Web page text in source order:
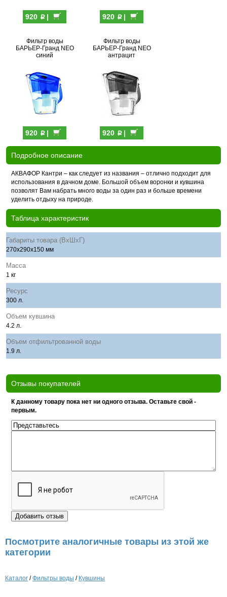
920 p| 920 p|
Фильтр воды
БАРЬЕР-Гранд NEO
синий
920 p|
Фильтр воды
БАРЬЕР-Гранд NEO
антрацит
920 p|
Подробное описание
АКВАФОР Кантри – как следует из названия – отлично подходит для
использования в дачном доме. Большой объем воронки и кувшина
позволят Вам набрать много воды за один раз и больше времени
уделить отдыху на природе.
Таблица характеристик
Габариты товара (ВхШхГ)
270х290х150 мм
Масса
1 кг
Ресурс
300 л.
Объем кувшина
4.2 л.
Объем отфильтрованной воды
1.9 л.
Отзывы покупателей
К данному товару пока нет ни одного отзыва. Оставьте свой -
первым.
Посмотрите аналогичные товары из этой же
категории
Каталог /Фильтры воды / Кувшины